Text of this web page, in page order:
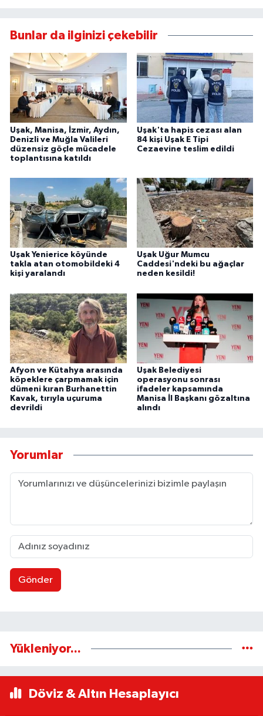
Bunlar da ilginizi çekebilir
Uşak, Manisa, İzmir, Aydın,
Denizli ve Muğla Valileri
düzensiz göçle mücadele
toplantısına katıldı
Uşak'ta hapis cezası alan
84 kişi Uşak E Tipi
Cezaevine teslim edildi
Uşak Yenierice köyünde
takla atan otomobildeki 4
kişi yaralandı
Uşak Uğur Mumcu
Caddesi'ndeki bu ağaçlar
neden kesildi!
Afyon ve Kütahya arasında
köpeklere çarpmamak için
dümeni kıran Burhanettin
Kavak, tırıyla uçuruma
devrildi
Uşak Belediyesi
operasyonu sonrası
ifadeler kapsamında
Manisa İl Başkanı gözaltına
alındı
Yorumlar
Gönder
Yükleniyor...
Döviz & Altın Hesaplayıcı